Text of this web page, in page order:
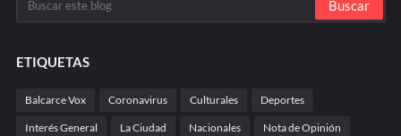
ETIQUETAS
Balcarce Vox Coronavirus Culturales Deportes
Interés General La Ciudad Nacionales Nota de Opinión